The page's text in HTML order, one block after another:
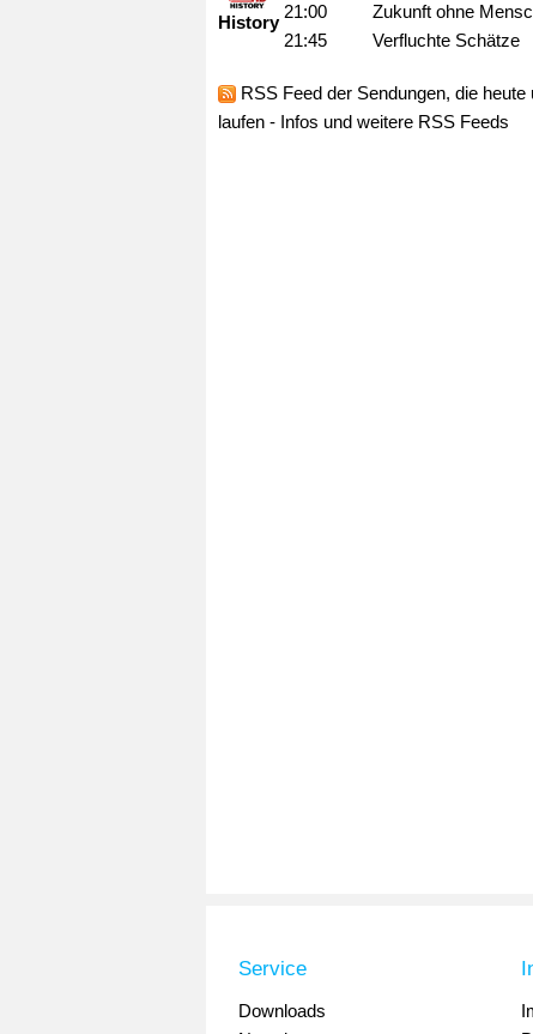
History
21:00
Zukunft ohne
21:45
Verfluchte Schätze
RSS Feed der Sendungen, die
laufen - Infos und weitere RSS Feeds
Service
Downloads